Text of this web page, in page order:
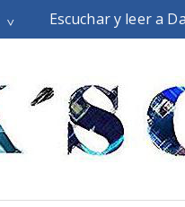
Escuchar y leer a